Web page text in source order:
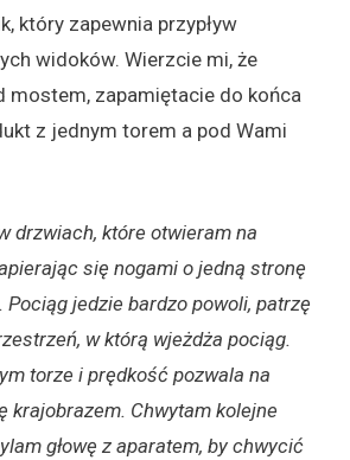
który zapewnia przypływ
widoków. Wierzcie mi, że
mostem, zapamiętacie do końca
z jednym torem a pod Wami
drzwiach, które otwieram na
się nogami o jedną stronę
jedzie bardzo powoli, patrzę
w którą wjeżdża pociąg.
torze i prędkość pozwala na
krajobrazem. Chwytam kolejne
głowę z aparatem, by chwycić